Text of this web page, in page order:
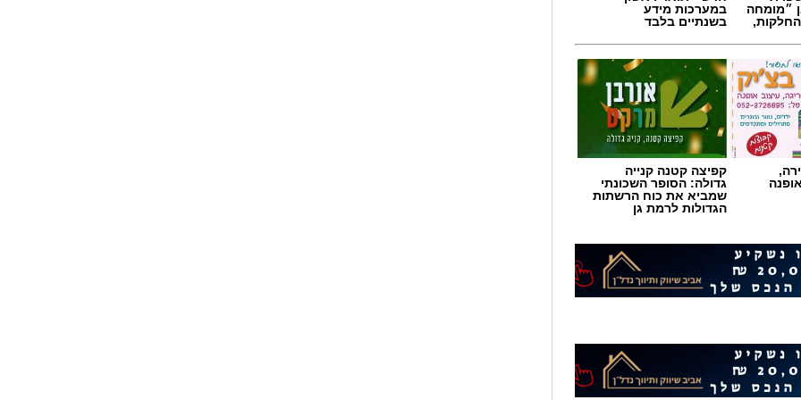
כשלפני זמן קצר הוזעקו הכוחות
הרא״ה ועוזיאל, בעקבות דיווח
צוותי הרפואה העניקו סיוע רפואי ראשוני בזירה לפצוע כבן 35, שלדברי עוברי אורח
אמש הוזעקו כוחות ההצלה בשעה 20:26, לאחר שהתקבל דיווח במוקד 101 של
בדרך זאב ז'בוטינסקי ברמת גן.
הצטרפו לקבוצת החדשות השקטה של רמת גן נט ב-WhatsApp כל החדשות לחצו
״מומחה
במערכות מידע
בשנתיים בלבד
קפיצה קטנה קנייה
גדולה: הסופר השכונתי
שמביא את כוח הרשתות
הגדולות לרמת גן
שב״חים נעצרו על ידי